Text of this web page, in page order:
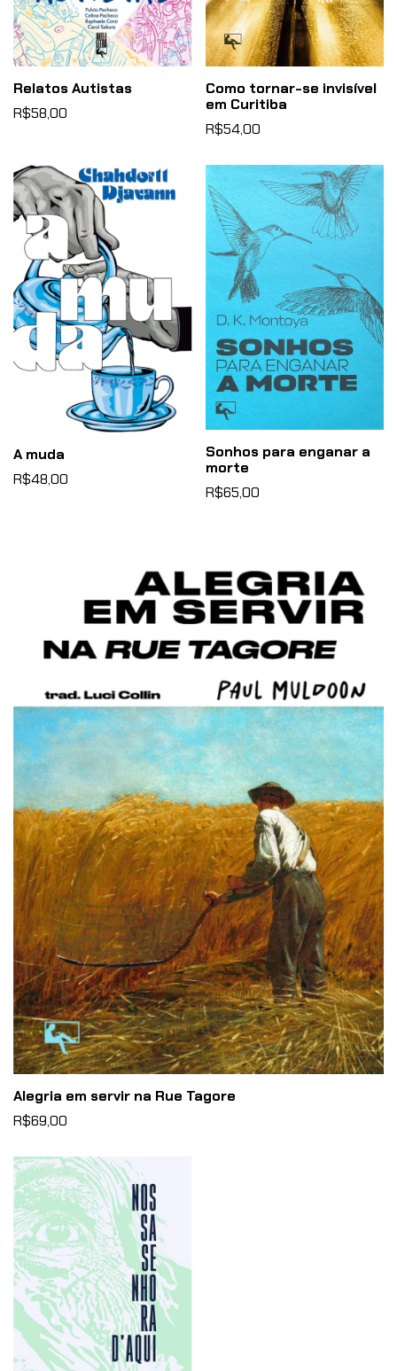
Relatos Autistas
R$58,00
Como tornar-se invisível
em Curitiba
R$54,00
A muda
R$48,00
Sonhos para enganar a
morte
R$65,00
Alegria em servir na Rue Tagore
R$69,00